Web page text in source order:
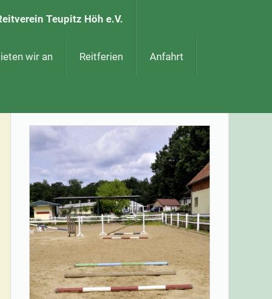
Teupitz Höh e.V.
wir an Reitferien Anfahrt